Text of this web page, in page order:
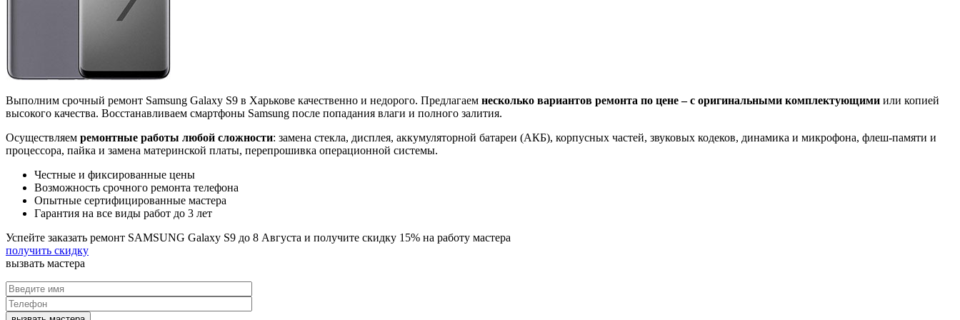
Выполним срочный ремонт Samsung Galaxy S9 в Харькове качественно и недорого. Предлагаем несколько вариантов ремонта по цене – с оригинальными комплектующими или копией
высокого качества. Восстанавливаем смартфоны Samsung после попадания влаги и полного залития.
Осуществляем ремонтные работы любой сложности: замена стекла, дисплея, аккумуляторной батареи (АКБ), корпусных частей, звуковых кодеков, динамика и микрофона, флеш-памяти и
процессора, пайка и замена материнской платы, перепрошивка операционной системы.
Честные и фиксированные цены
Возможность срочного ремонта телефона
Опытные сертифицированные мастера
Гарантия на все виды работ до 3 лет
Успейте заказать ремонт SAMSUNG Galaxy S9 до 8 Августа и получите скидку 15% на работу мастера
получить скидку
вызвать мастера